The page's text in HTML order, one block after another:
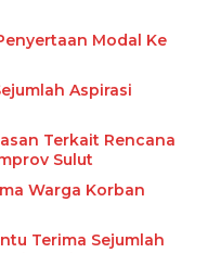
Modal Ke
Aspirasi
Terkait Rencana
Sulut
Warga Korban
Terima Sejumlah